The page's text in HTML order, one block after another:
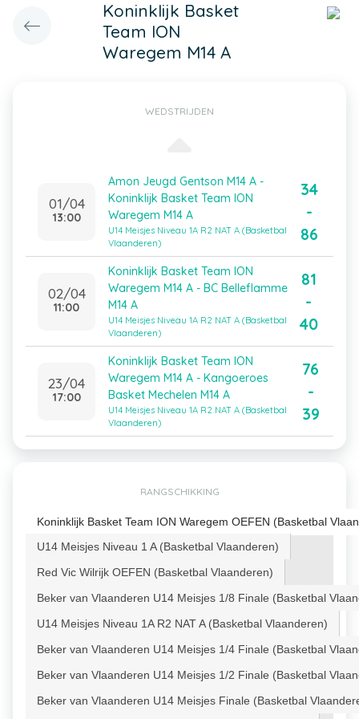
Koninklijk Basket
Team ION
Waregem M14 A
WEDSTRIJDEN
01/04
13:00
Amon Jeugd Gentson M14 A -
Koninklijk Basket Team ION
Waregem M14 A
U14 Meisjes Niveau 1A R2 NAT A (Basketbal
Vlaanderen)
34
-
86
02/04
11:00
Koninklijk Basket Team ION
Waregem M14 A - BC Belleflamme
M14 A
U14 Meisjes Niveau 1A R2 NAT A (Basketbal
Vlaanderen)
81
-
40
23/04
17:00
Koninklijk Basket Team ION
Waregem M14 A - Kangoeroes
Basket Mechelen M14 A
U14 Meisjes Niveau 1A R2 NAT A (Basketbal
Vlaanderen)
76
-
39
RANGSCHIKKING
Koninklijk Basket Team ION Waregem OEFEN (Basketbal
U14 Meisjes Niveau 1 A (Basketbal Vlaanderen)
Red Vic Wilrijk OEFEN (Basketbal Vlaanderen)
Beker van Vlaanderen U14 Meisjes 1/8 Finale (Basketbal
U14 Meisjes Niveau 1A R2 NAT A (Basketbal Vlaanderen)
Beker van Vlaanderen U14 Meisjes 1/4 Finale (Basketbal
Beker van Vlaanderen U14 Meisjes 1/2 Finale (Basketbal
Beker van Vlaanderen U14 Meisjes Finale (Basketbal